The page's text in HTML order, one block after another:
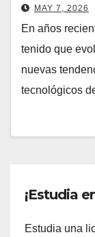
MAY 7, 2026
En años
tenido que
nuevas
tecnológicos
¡Estudia
Estudia una